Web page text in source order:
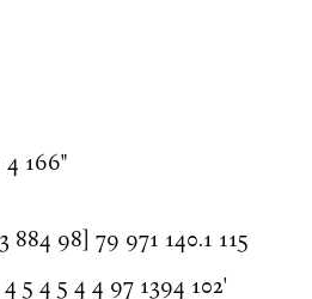
166"
884 98] 79 971 140.1 115
4 5 4 5 4 4 97 1394 102'